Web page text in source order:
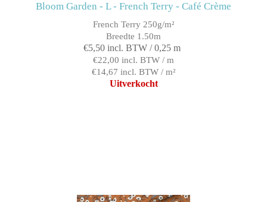
Bloom Garden - L - French Terry - Café Crème
French Terry 250g/m²
Breedte 1.50m
€5,50 incl. BTW / 0,25 m
€22,00 incl. BTW / m
€14,67 incl. BTW / m²
Uitverkocht